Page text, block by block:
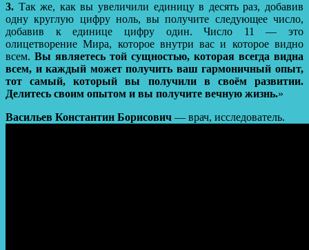
3. Так же, как вы увеличили единицу в десять раз, добавив
одну круглую цифру ноль, вы получите следующее число,
добавив к единице цифру один. Число 11 — это
олицетворение Мира, которое внутри вас и которое видно
всем. Вы являетесь той сущностью, которая всегда видна
всем, и каждый может получить ваш гармоничный опыт,
тот самый, который вы получили в своём развитии.
Делитесь своим опытом и вы получите вечную жизнь.»
Васильев Константин Борисович — врач, исследователь.